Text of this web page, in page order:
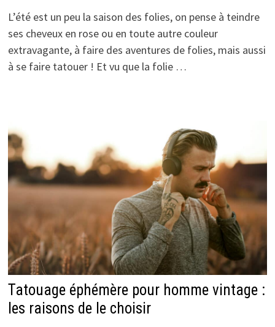
L’été est un peu la saison des folies, on pense à teindre
ses cheveux en rose ou en toute autre couleur
extravagante, à faire des aventures de folies, mais aussi
à se faire tatouer ! Et vu que la folie …
Tatouage éphémère pour homme vintage :
les raisons de le choisir